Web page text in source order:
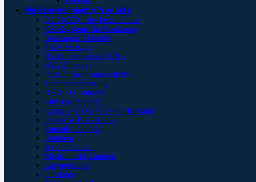
Medizintechnische Produkte
GOLMED – the better choice
Kabelsysteme für Monitoring
Beatmungs-Zubehör
SpO²-Messung
Blutdruckmessung NIBP
HZV-Zubehör
Druckinfusionsmanschetten
Temperaturmessung
BIS-EEG-Zubehör
Einweg-Produkte
Langzeit-EKG- & Telemetriekabel
Diagnose-EKG-Kabel
Einmal-Elektroden
Batterien
Akkumulatoren
Medizinische Lampen
Laryngoskope
Otoskope